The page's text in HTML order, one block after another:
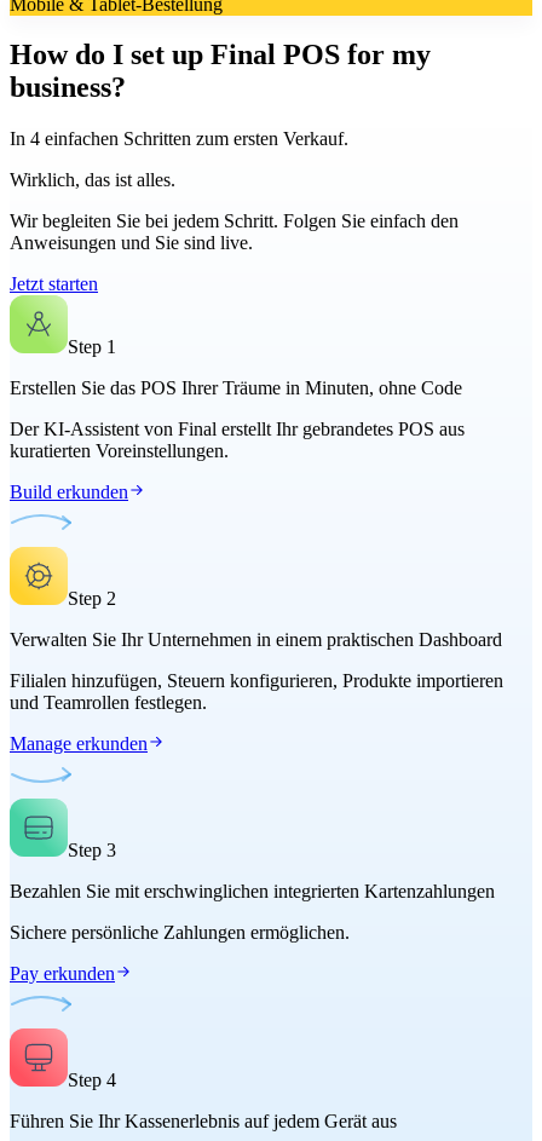
How do I set up Final POS for my
business?
In 4 einfachen Schritten zum ersten Verkauf.
Wirklich, das ist alles.
Wir begleiten Sie bei jedem Schritt. Folgen Sie einfach den
Anweisungen und Sie sind live.
Jetzt starten
Step 1
Erstellen Sie das POS Ihrer Träume in Minuten, ohne Code
Der KI-Assistent von Final erstellt Ihr gebrandetes POS aus
kuratierten Voreinstellungen.
Build erkunden
Step 2
Verwalten Sie Ihr Unternehmen in einem praktischen Dashboard
Filialen hinzufügen, Steuern konfigurieren, Produkte importieren
und Teamrollen festlegen.
Manage erkunden
Step 3
Bezahlen Sie mit erschwinglichen integrierten Kartenzahlungen
Sichere persönliche Zahlungen ermöglichen.
Pay erkunden
Step 4
Führen Sie Ihr Kassenerlebnis auf jedem Gerät aus